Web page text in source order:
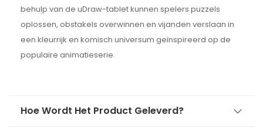
behulp van de uDraw-tablet kunnen spelers puzzels
oplossen, obstakels overwinnen en vijanden verslaan in
een kleurrijk en komisch universum geïnspireerd op de
populaire animatieserie.
Hoe Wordt Het Product Geleverd?